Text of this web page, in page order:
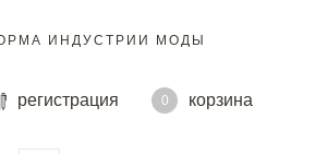
ИНДУСТРИИ МОДЫ
регистрация 0
корзина